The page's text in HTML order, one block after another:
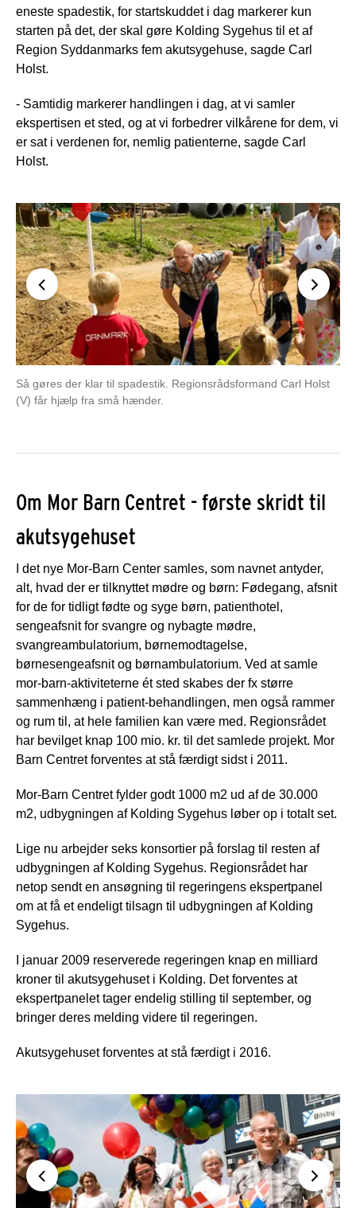
eneste spadestik, for startskuddet i dag markerer kun
starten på det, der skal gøre Kolding Sygehus til et af
Region Syddanmarks fem akutsygehuse, sagde Carl
Holst.
- Samtidig markerer handlingen i dag, at vi samler
ekspertisen et sted, og at vi forbedrer vilkårene for dem, vi
er sat i verdenen for, nemlig patienterne, sagde Carl
Holst.
Så gøres der klar til spadestik. Regionsrådsformand Carl Holst
(V) får hjælp fra små hænder.
Om Mor Barn Centret - første skridt til
akutsygehuset
I det nye Mor-Barn Center samles, som navnet antyder,
alt, hvad der er tilknyttet mødre og børn: Fødegang, afsnit
for de for tidligt fødte og syge børn, patienthotel,
sengeafsnit for svangre og nybagte mødre,
svangreambulatorium, børnemodtagelse,
børnesengeafsnit og børnambulatorium. Ved at samle
mor-barn-aktiviteterne ét sted skabes der fx større
sammenhæng i patient-behandlingen, men også rammer
og rum til, at hele familien kan være med. Regionsrådet
har bevilget knap 100 mio. kr. til det samlede projekt. Mor
Barn Centret forventes at stå færdigt sidst i 2011.
Mor-Barn Centret fylder godt 1000 m2 ud af de 30.000
m2, udbygningen af Kolding Sygehus løber op i totalt set.
Lige nu arbejder seks konsortier på forslag til resten af
udbygningen af Kolding Sygehus. Regionsrådet har
netop sendt en ansøgning til regeringens ekspertpanel
om at få et endeligt tilsagn til udbygningen af Kolding
Sygehus.
I januar 2009 reserverede regeringen knap en milliard
kroner til akutsygehuset i Kolding. Det forventes at
ekspertpanelet tager endelig stilling til september, og
bringer deres melding videre til regeringen.
Akutsygehuset forventes at stå færdigt i 2016.